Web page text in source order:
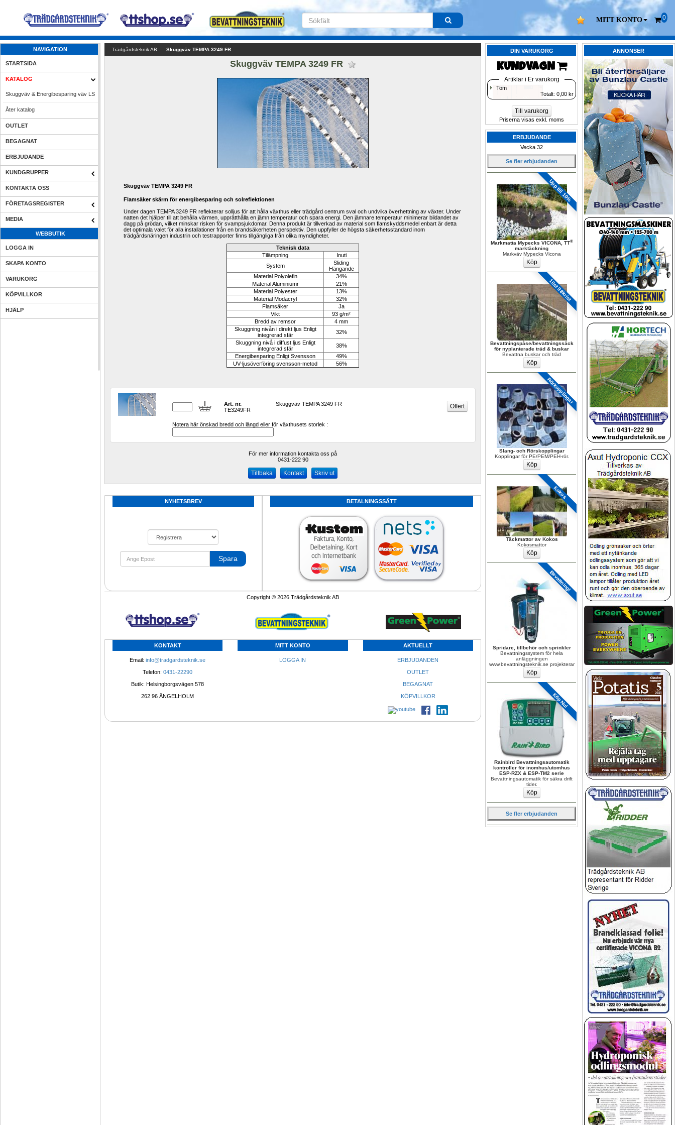
MITT KONTO 0
NAVIGATION
STARTSIDA
KATALOG
Skuggväv & Energibesparing väv LS
Åter katalog
OUTLET
BEGAGNAT
ERBJUDANDE
KUNDGRUPPER
KONTAKTA OSS
FÖRETAGSREGISTER
MEDIA
WEBBUTIK
LOGGA IN
SKAPA KONTO
VARUKORG
KÖPVILLKOR
HJÄLP
ANNONSER
DIN VARUKORG
KUNDVAGN
Artiklar i Er varukorg
Tom
Totalt: 0,00 kr
Till varukorg
Priserna visas exkl. moms
ERBJUDANDE
Vecka 32
Se fler erbjudanden
Upp till 10%
Markmatta Mypecks VICONA, TT®
marktäckning
Markväv Mypecks Vicona
10st 98kr/st
Bevattningspåse/bevattningssäck
för nyplanterade träd & buskar
Bevattna buskar och träd
Rörkopplingar
Slang- och Rörskopplingar
Kopplingar för PE/PEM/PEH-rör.
Kokos
Täckmattor av Kokos
Kokosmattor
Bevattning!
Spridare, tillbehör och sprinkler
Bevattningssystem för hela
anläggningen
www.bevattningsteknik.se projekterar
Köp Nu!
Rainbird Bevattningsautomatik
kontroller för inomhus/utomhus
ESP-RZX & ESP-TM2 serie
Bevattningsautomatik för säkra drift
tider.
Se fler erbjudanden
Trädgårdsteknik AB Skuggväv TEMPA 3249 FR
Skuggväv TEMPA 3249 FR
Skuggväv TEMPA 3249 FR
Flamsäker skärm för energibesparing och solreflektionen
Under dagen TEMPA 3249 FR reflekterar solljus för att hålla växthus eller trädgård centrum sval och undvika överhettning av växter. Under
natten det hjälper till att behålla värmen upprätthålla en jämn temperatur och spara energi Den jämnare temperatur minimerar bildandet av
dagg på grödan vilket minskar risken för svampsjukdomar. Denna produkt är tillverkad av material som flamskyddsmedel enbart är detta
det optimala valet för alla installationer från en brandsäkerheten perspektiv. Den uppfyller de högsta säkerhetsstandard inom
trädgårdsnäringen industrin och testrapporter finns tillgängliga från olika myndigheter.
Teknisk data
Tilämpning
Inuti
System
Sliding
Hängande
Material Polyolefin
34%
Material Aluminiumr
21%
Material Polyester
13%
Material Modacryl
32%
Flamsäker
Ja
Vikt
93 g/m²
Bredd av remsor
4 mm
Skuggning nivån i direkt ljus Enligt
integrerad sfär
32%
Skuggning nivå i diffust ljus Enligt
integrerad sfär
38%
Energibesparing Enligt Svensson
49%
UV-ljusöverföring svensson-metod
56%
Art. nr.
TE3249FR
Skuggväv TEMPA 3249 FR
Notera här önskad bredd och längd eller för växthusets storlek :
För mer information kontakta oss på
0431-222 90
Kontakt Skriv ut
NYHETSBREV
Spara
BETALNINGSSÄTT
Copyright © 2026 Trädgårdsteknik AB
KONTAKT
Email: info@tradgardsteknik.se
Telefon: 0431-22290
Butik: Helsingborgsvägen 578
262 96 ÄNGELHOLM
MITT KONTO
LOGGA IN
AKTUELLT
ERBJUDANDEN
OUTLET
BEGAGNAT
KÖPVILLKOR